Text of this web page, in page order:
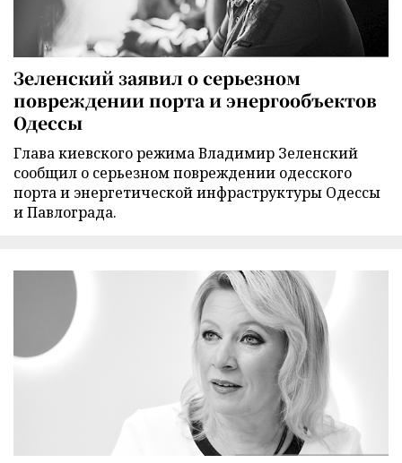
Зеленский заявил о серьезном
повреждении порта и энергообъектов
Одессы
Глава киевского режима Владимир Зеленский
сообщил о серьезном повреждении одесского
порта и энергетической инфраструктуры Одессы
и Павлограда.